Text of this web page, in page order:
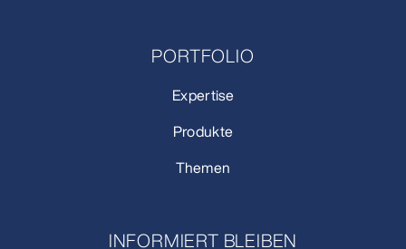
PORTFOLIO
Expertise
Produkte
Themen
INFORMIERT BLEIBEN